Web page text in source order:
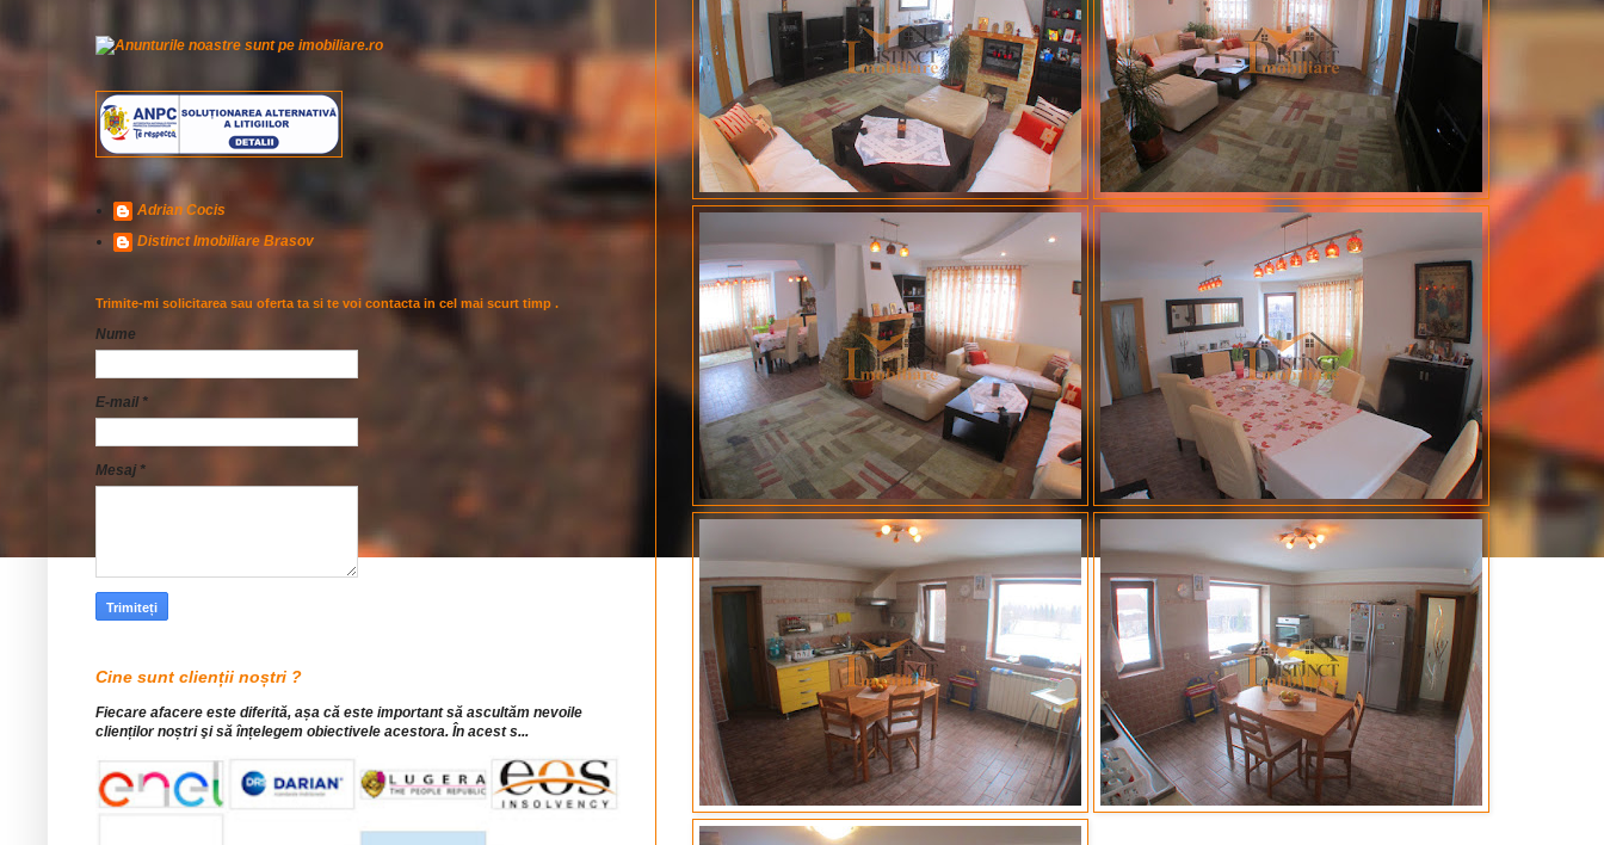
Adrian Cocis
Distinct Imobiliare Brasov
Trimite-mi solicitarea sau oferta ta si te voi contacta in cel mai scurt timp .
Nume
E-mail *
Mesaj *
Cine sunt clienții noștri ?
Fiecare afacere este diferită, așa că este important să ascultăm nevoile
clienților noștri şi să înțelegem obiectivele acestora. În acest s...